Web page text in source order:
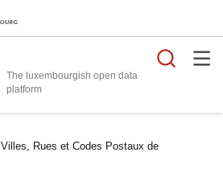
The luxembourgish open data
platform
Villes, Rues et Codes Postaux de